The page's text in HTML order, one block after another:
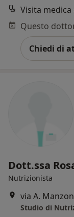
Chiedi di
Dott.ssa
Nutrizionista
via A.
Studio di